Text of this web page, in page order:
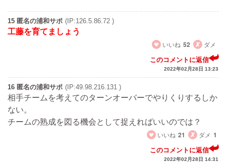
15 匿名の浦和サポ (IP:126.5.86.72 )
工藤を育てましょう
いいね 52 ダメ
このコメントに返信
2022年02月28日 13:23
16 匿名の浦和サポ (IP:49.98.216.131 )
相手チームを考えてのターンオーバーでやりくりするしか
ない。
チームの熟成を図る機会として捉えればいいのでは？
いいね 21 ダメ 1
このコメントに返信
2022年02月28日 14:31